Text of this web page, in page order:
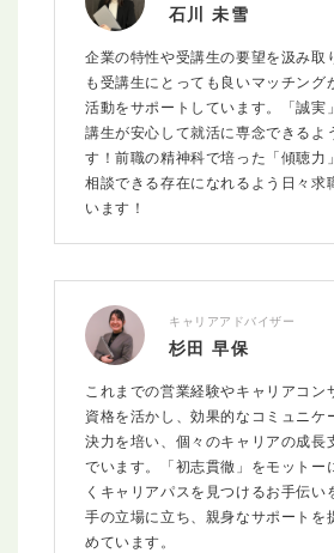
石川 未雪
企業の特性や受講生の要望を汲み取
も受講生にとっても良いマッチング
活動をサポートしています。「誠実
講生が安心して就活に専念できるよ
す！前職の精神科で培った「傾聴力
相談できる存在になれるよう日々求
います！
キャリアアドバイザー
杉田 早保
これまでの営業経験やキャリアコン
資格を活かし、効果的なコミュニケ
決力を培い、個々のキャリアの成長
でいます。「初志貫徹」をモットー
くキャリアパスを見つけるお手伝い
手の立場に立ち、親身なサポートを
めています。